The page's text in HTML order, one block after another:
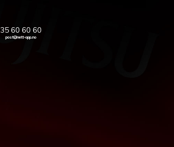
35 60 60 60
post@nett-opp.no